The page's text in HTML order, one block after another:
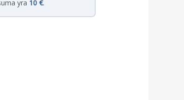
yra 10 €.